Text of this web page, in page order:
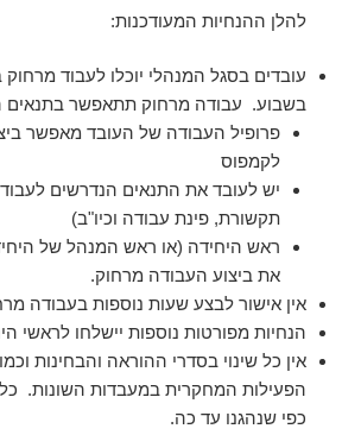
להלן ההנחיות המעודכנות:
עובדים בסגל המנהלי יוכלו לעבוד
בשבוע. עבודה מרחוק תתאפשר בתנאים
פרופיל העבודה של העובד מאפשר
לקמפוס
יש לעובד את התנאים הנדרשים
תקשורת, פינת עבודה וכיו"ב)
ראש היחידה (או ראש המנהל של
את ביצוע העבודה מרחוק.
אין אישור לבצע שעות נוספות בעבודה
הנחיות מפורטות נוספות יישלחו לראשי
אין כל שינוי בסדרי ההוראה והבחינות וכמו
הפעילות המחקרית במעבדות השונות.
כפי שנהגנו עד כה.